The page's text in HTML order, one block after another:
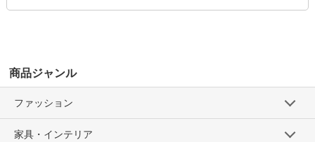
SD品番：11512428S104
10-5 クロA 130㎝
商品ジャンル
ファッション
家具・インテリア